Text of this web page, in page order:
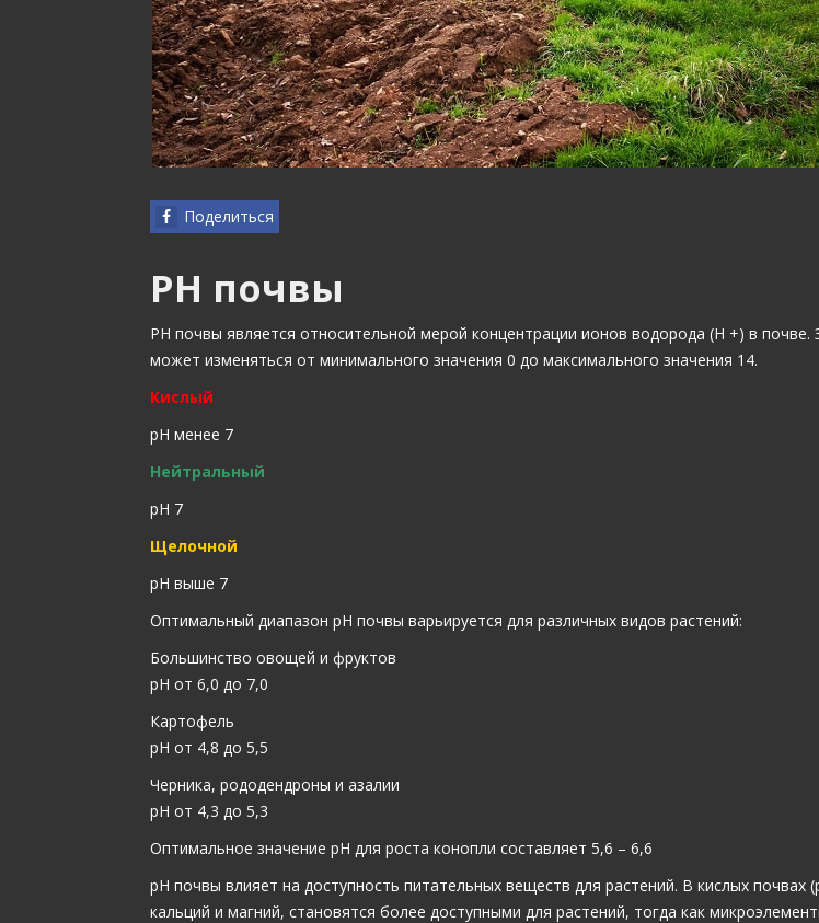
Поделиться
РН почвы
РН почвы является относительной мерой концентрации ионов водорода (H +) в почве.
может изменяться от минимального значения 0 до максимального значения 14.
Кислый
рН менее 7
Нейтральный
рН 7
Щелочной
рН выше 7
Оптимальный диапазон рН почвы варьируется для различных видов растений:
Большинство овощей и фруктов
рН от 6,0 до 7,0
Картофель
рН от 4,8 до 5,5
Черника, рододендроны и азалии
рН от 4,3 до 5,3
Оптимальное значение pH для роста конопли составляет 5,6 – 6,6
рН почвы влияет на доступность питательных веществ для растений. В кислых почвах
кальций и магний, становятся более доступными для растений, тогда как